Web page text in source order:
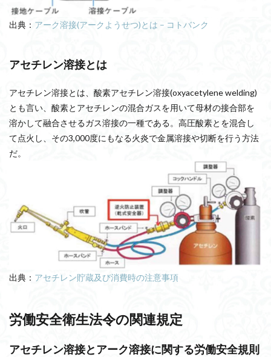
出典： アーク溶接(アークようせつ)とは – コトバンク
アセチレン溶接とは
アセチレン溶接とは、酸素アセチレン溶接(oxyacetylene welding)
とも言い、酸素とアセチレンの混合ガスを用いて母材の接合部を
溶かして融合させるガス溶接の一種である。高圧酸素とを混合し
て点火し、その3,000度にもなる火炎で金属溶接や切断を行う方法
だ。
出典： アセチレン貯蔵及び消費時の注意事項
労働安全衛生法令の関連規定
アセチレン溶接とアーク溶接に関する労働安全規則